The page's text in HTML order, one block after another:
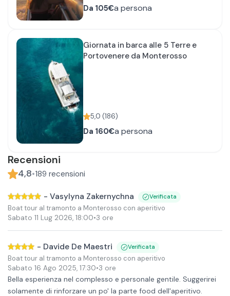
Da 105€a persona
Giornata in barca alle 5 Terre e
Portovenere da Monterosso
5,0 (186)
Da 160€a persona
Recensioni
4,8•189 recensioni
- Vasylyna Zakernychna Verificata
Boat tour al tramonto a Monterosso con aperitivo
Sabato 11 Lug 2026, 18:00•3 ore
- Davide De Maestri Verificata
Boat tour al tramonto a Monterosso con aperitivo
Sabato 16 Ago 2025, 17:30•3 ore
Bella esperienza nel complesso e personale gentile. Suggerirei
solamente di rinforzare un po' la parte food dell'aperitivo.